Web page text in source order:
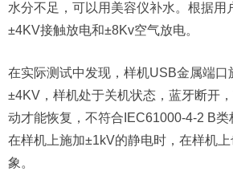
水分不足，可以用美容仪补水。根据用
±4KV接触放电和±8Kv空气放电。
在实际测试中发现，样机USB金属端口
±4KV，样机处于关机状态，蓝牙断开
动才能恢复，不符合IEC61000-4-2 B类
在样机上施加±1kV的静电时，在样机
象。